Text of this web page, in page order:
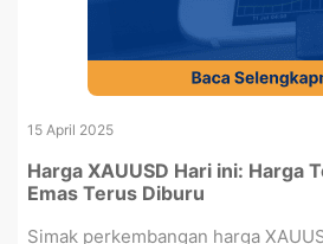
15 April 2025
Harga XAUUSD Hari ini: Harga
Emas Terus Diburu
Simak perkembangan harga